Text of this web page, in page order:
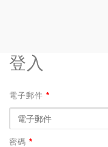
登入
電子郵件 *
密碼 *